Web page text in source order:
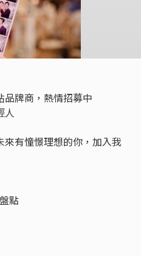
品牌商，熱情招募中
人
有憧憬理想的你，加入我
點